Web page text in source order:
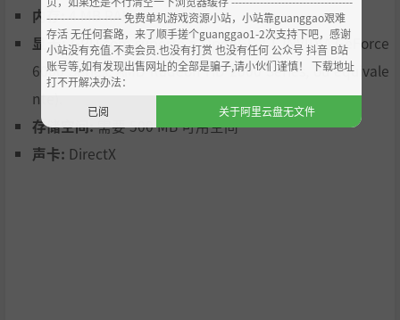
内存:4 MB RAM
显卡:GPU com suporte a OpenGL 2.1 (NVIDIA GeForce
6000 Series, AMD Radeon HD 2000 Series, ou equivale
nte).
存储空间:需要 500 MB 可用空间
声卡: DirectX
--------------------- 免费单机游戏资源小站，小站靠guanggao艰难
存活 无任何套路，来了顺手搓个guanggao1-2次支持下吧，感谢
小站没有充值.不卖会员.也没有打赏 也没有任何 公众号 抖音 B站
账号等,如有发现出售网址的全部是骗子,请小伙们谨慎！ 下载地址
打不开解决办法：
已阅
关于阿里云盘无文件